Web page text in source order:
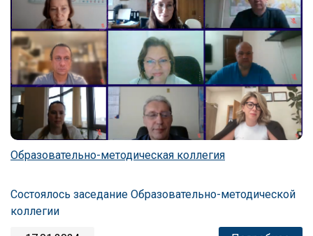
Образовательно-методическая коллегия
Состоялось заседание Образовательно-методической
коллегии